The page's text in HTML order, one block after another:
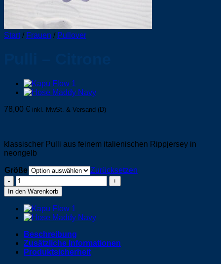
Start / Frauen / Pullover
78,00 € inkl. MwSt. & Versand (D)
klassischer Pulli aus feinem italienischen Rippjersey in
neongelb
Größe
Zurücksetzen
Pulli
-
Citrone
Menge
In den Warenkorb
Beschreibung
Zusätzliche Informationen
Produktsicherheit